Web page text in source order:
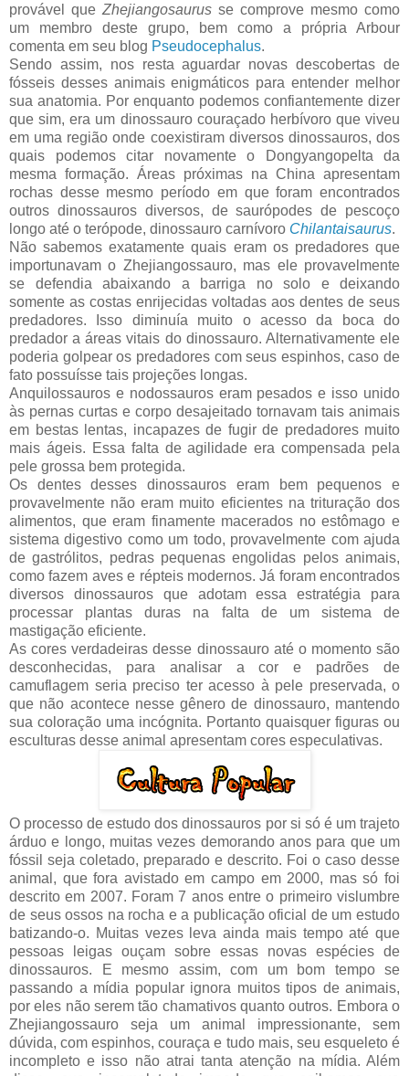
provável que Zhejiangosaurus se comprove mesmo como
um membro deste grupo, bem como a própria Arbour
comenta em seu blog Pseudocephalus.
Sendo assim, nos resta aguardar novas descobertas de
fósseis desses animais enigmáticos para entender melhor
sua anatomia. Por enquanto podemos confiantemente dizer
que sim, era um dinossauro couraçado herbívoro que viveu
em uma região onde coexistiram diversos dinossauros, dos
quais podemos citar novamente o Dongyangopelta da
mesma formação. Áreas próximas na China apresentam
rochas desse mesmo período em que foram encontrados
outros dinossauros diversos, de saurópodes de pescoço
longo até o terópode, dinossauro carnívoro Chilantaisaurus.
Não sabemos exatamente quais eram os predadores que
importunavam o Zhejiangossauro, mas ele provavelmente
se defendia abaixando a barriga no solo e deixando
somente as costas enrijecidas voltadas aos dentes de seus
predadores. Isso diminuía muito o acesso da boca do
predador a áreas vitais do dinossauro. Alternativamente ele
poderia golpear os predadores com seus espinhos, caso de
fato possuísse tais projeções longas.
Anquilossauros e nodossauros eram pesados e isso unido
às pernas curtas e corpo desajeitado tornavam tais animais
em bestas lentas, incapazes de fugir de predadores muito
mais ágeis. Essa falta de agilidade era compensada pela
pele grossa bem protegida.
Os dentes desses dinossauros eram bem pequenos e
provavelmente não eram muito eficientes na trituração dos
alimentos, que eram finamente macerados no estômago e
sistema digestivo como um todo, provavelmente com ajuda
de gastrólitos, pedras pequenas engolidas pelos animais,
como fazem aves e répteis modernos. Já foram encontrados
diversos dinossauros que adotam essa estratégia para
processar plantas duras na falta de um sistema de
mastigação eficiente.
As cores verdadeiras desse dinossauro até o momento são
desconhecidas, para analisar a cor e padrões de
camuflagem seria preciso ter acesso à pele preservada, o
que não acontece nesse gênero de dinossauro, mantendo
sua coloração uma incógnita. Portanto quaisquer figuras ou
esculturas desse animal apresentam cores especulativas.
O processo de estudo dos dinossauros por si só é um trajeto
árduo e longo, muitas vezes demorando anos para que um
fóssil seja coletado, preparado e descrito. Foi o caso desse
animal, que fora avistado em campo em 2000, mas só foi
descrito em 2007. Foram 7 anos entre o primeiro vislumbre
de seus ossos na rocha e a publicação oficial de um estudo
batizando-o. Muitas vezes leva ainda mais tempo até que
pessoas leigas ouçam sobre essas novas espécies de
dinossauros. E mesmo assim, com um bom tempo se
passando a mídia popular ignora muitos tipos de animais,
por eles não serem tão chamativos quanto outros. Embora o
Zhejiangossauro seja um animal impressionante, sem
dúvida, com espinhos, couraça e tudo mais, seu esqueleto é
incompleto e isso não atrai tanta atenção na mídia. Além